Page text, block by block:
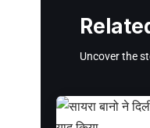
Uncover the